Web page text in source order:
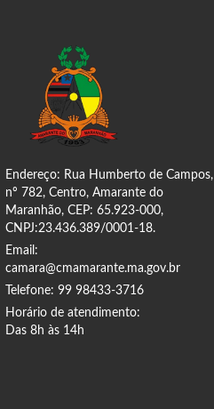
Endereço: Rua Humberto de Campos,
nº 782, Centro, Amarante do
Maranhão, CEP: 65.923-000,
CNPJ:23.436.389/0001-18.
Email:
camara@cmamarante.ma.gov.br
Telefone: 99 98433-3716
Horário de atendimento:
Das 8h às 14h